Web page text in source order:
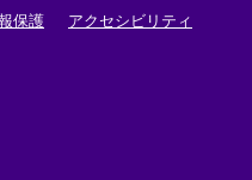
保護 アクセシビリティ